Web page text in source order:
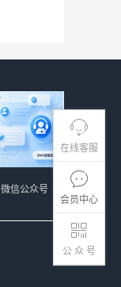
在线客服
会员中心
公 众 号
微信公众号